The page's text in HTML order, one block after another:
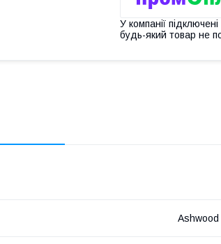
У компанії
будь-який товар не
Ashwood